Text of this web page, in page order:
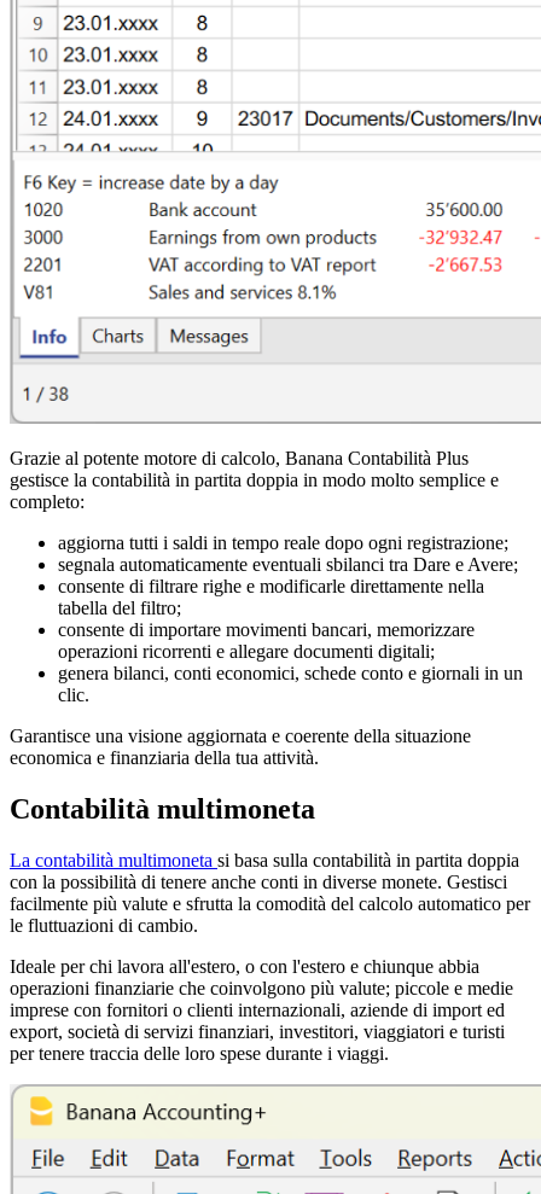
Grazie al potente motore di calcolo, Banana Contabilità Plus
gestisce la contabilità in partita doppia in modo molto semplice e
completo:
aggiorna tutti i saldi in tempo reale dopo ogni registrazione;
segnala automaticamente eventuali sbilanci tra Dare e Avere;
consente di filtrare righe e modificarle direttamente nella
tabella del filtro;
consente di importare movimenti bancari, memorizzare
operazioni ricorrenti e allegare documenti digitali;
genera bilanci, conti economici, schede conto e giornali in un
clic.
Garantisce una visione aggiornata e coerente della situazione
economica e finanziaria della tua attività.
Contabilità multimoneta
La contabilità multimoneta si basa sulla contabilità in partita doppia
con la possibilità di tenere anche conti in diverse monete. Gestisci
facilmente più valute e sfrutta la comodità del calcolo automatico per
le fluttuazioni di cambio.
Ideale per chi lavora all'estero, o con l'estero e chiunque abbia
operazioni finanziarie che coinvolgono più valute; piccole e medie
imprese con fornitori o clienti internazionali, aziende di import ed
export, società di servizi finanziari, investitori, viaggiatori e turisti
per tenere traccia delle loro spese durante i viaggi.